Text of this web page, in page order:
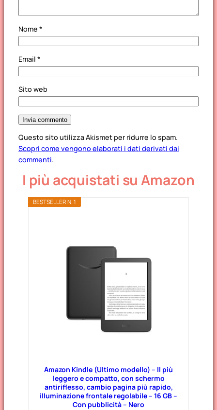
Nome *
Email *
Sito web
Questo sito utilizza Akismet per ridurre lo spam.
Scopri come vengono elaborati i dati derivati dai
commenti.
I più acquistati su Amazon
BESTSELLER N. 1
Amazon Kindle (Ultimo modello) – Il più
leggero e compatto, con schermo
antiriflesso, cambio pagina più rapido,
illuminazione frontale regolabile – 16 GB –
Con pubblicità – Nero